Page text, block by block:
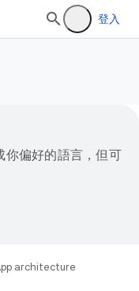
登入
偏好的語言，但可
architecture